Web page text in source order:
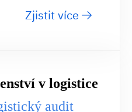
Zjistit více
v logistice
audit